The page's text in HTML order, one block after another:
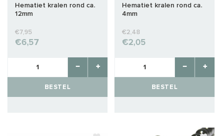
Hematiet kralen rond ca.
12mm
€7,95
€6,57
BESTEL
Hematiet kralen rond ca.
4mm
€2,48
€2,05
BESTEL